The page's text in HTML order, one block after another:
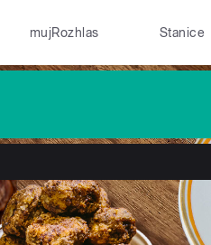
mujRozhlas Stanice